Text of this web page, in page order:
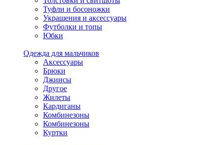
Туфли и босоножки
Украшения и аксессуары
Футболки и топы
Юбки
Одежда для мальчиков
Аксессуары
Брюки
Джинсы
Другое
Жилеты
Кардиганы
Комбинезоны
Комбинезоны
Куртки